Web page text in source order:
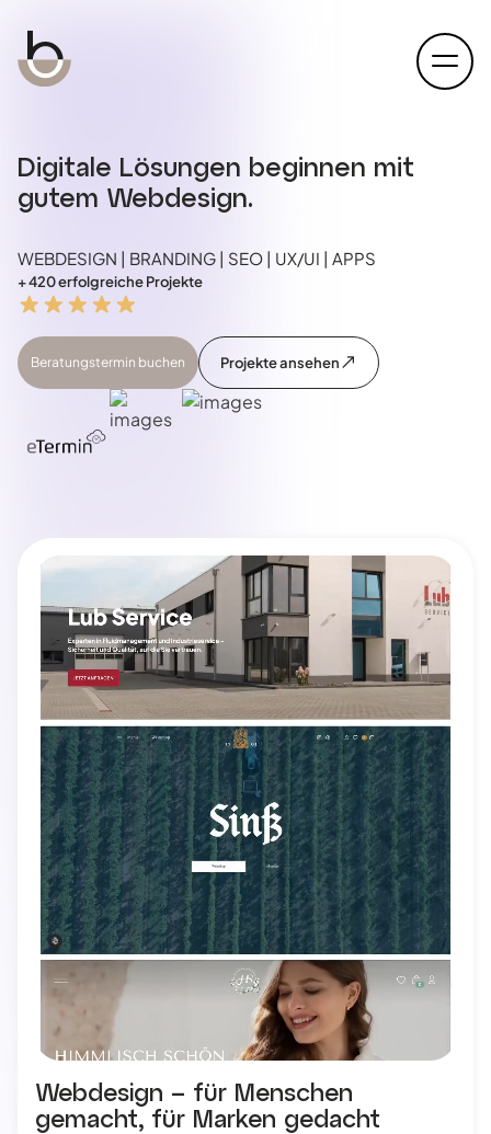
open
Digitale Lösungen beginnen mit
gutem Webdesign.
+ 420 erfolgreiche Projekte
WEBDESIGN | BRANDING | SEO | UX/UI | APPS
Beratungstermin buchen Projekte ansehen
Webdesign – für Menschen
gemacht, für Marken gedacht